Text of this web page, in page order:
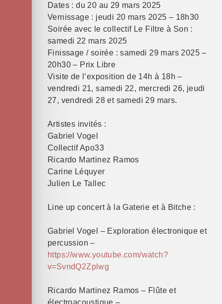
Dates : du 20 au 29 mars 2025
Vernissage : jeudi 20 mars 2025 – 18h30
Soirée avec le collectif Le Filtre à Son :
samedi 22 mars 2025
Finissage / soirée : samedi 29 mars 2025 –
20h30 – Prix Libre
Visite de l’exposition de 14h à 18h –
vendredi 21, samedi 22, mercredi 26, jeudi
27, vendredi 28 et samedi 29 mars.
Artistes invités :
Gabriel Vogel
Collectif Apo33
Ricardo Martinez Ramos
Carine Léquyer
Julien Le Tallec
Line up concert à la Gaterie et à Bitche :
Gabriel Vogel – Exploration électronique et
percussion –
https://www.youtube.com/watch?
v=SvndQ2Zplwg
Ricardo Martinez Ramos – Flûte et